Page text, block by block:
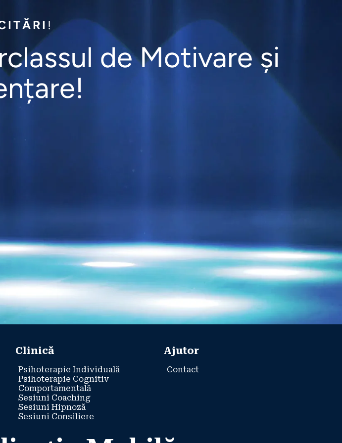
!
de Motivare și
Clinică
Psihoterapie Individuală
Psihoterapie Cognitiv
Comportamentală
Sesiuni Coaching
Sesiuni Hipnoză
Sesiuni Consiliere
Ajutor
Contact